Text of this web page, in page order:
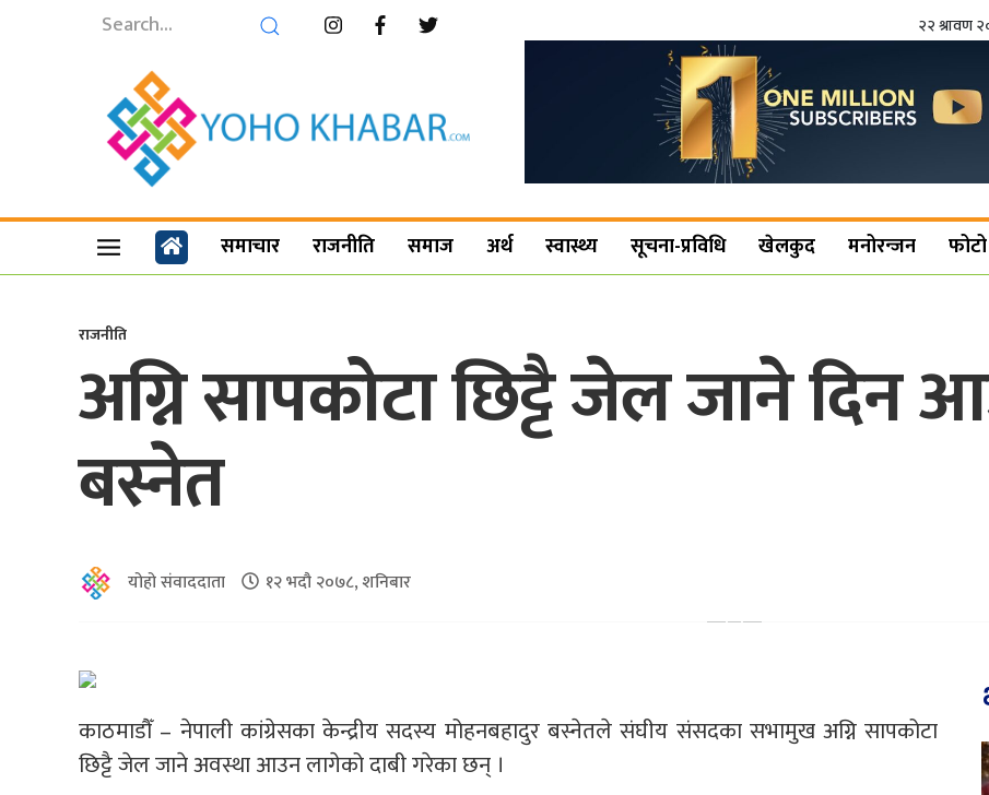
२२ श्रावण
समाचार राजनीति समाज अर्थ स्वास्थ्य सूचना-प्रविधि खेलकुद मनोरन्जन
राजनीति
अग्नि सापकोटा छिट्टै जेल जाने दिन
बस्नेत
योहो संवाददाता १२ भदौ २०७८, शनिबार
काठमाडौँ – नेपाली कांग्रेसका केन्द्रीय सदस्य मोहनबहादुर बस्नेतले संघीय संसदका सभामुख अग्नि सापकोटा
छिट्टै जेल जाने अवस्था आउन लागेको दाबी गरेका छन् ।